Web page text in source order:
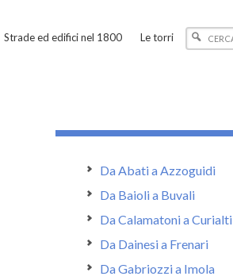
Strade ed edifici nel 1800 Le torri
Da Abati a Azzoguidi
Da Baioli a Buvali
Da Calamatoni a Curialti
Da Dainesi a Frenari
Da Gabriozzi a Imola